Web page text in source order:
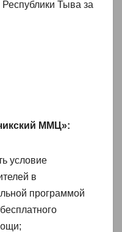
Тыва за
ММЦ»:
условие
в
программой